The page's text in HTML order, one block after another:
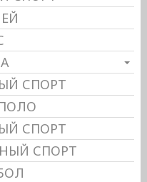
СПОРТ
СПОРТ
СПОРТ